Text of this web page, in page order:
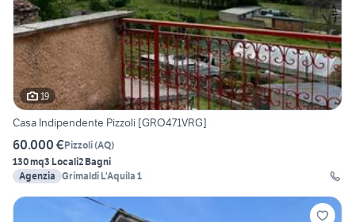
19
Casa Indipendente Pizzoli [GRO471VRG]
60.000 €Pizzoli(AQ)
130 mq3 Locali2 Bagni
Agenzia Grimaldi L'Aquila 1